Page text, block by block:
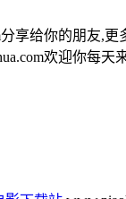
分享给你的朋友,
欢迎你每天来